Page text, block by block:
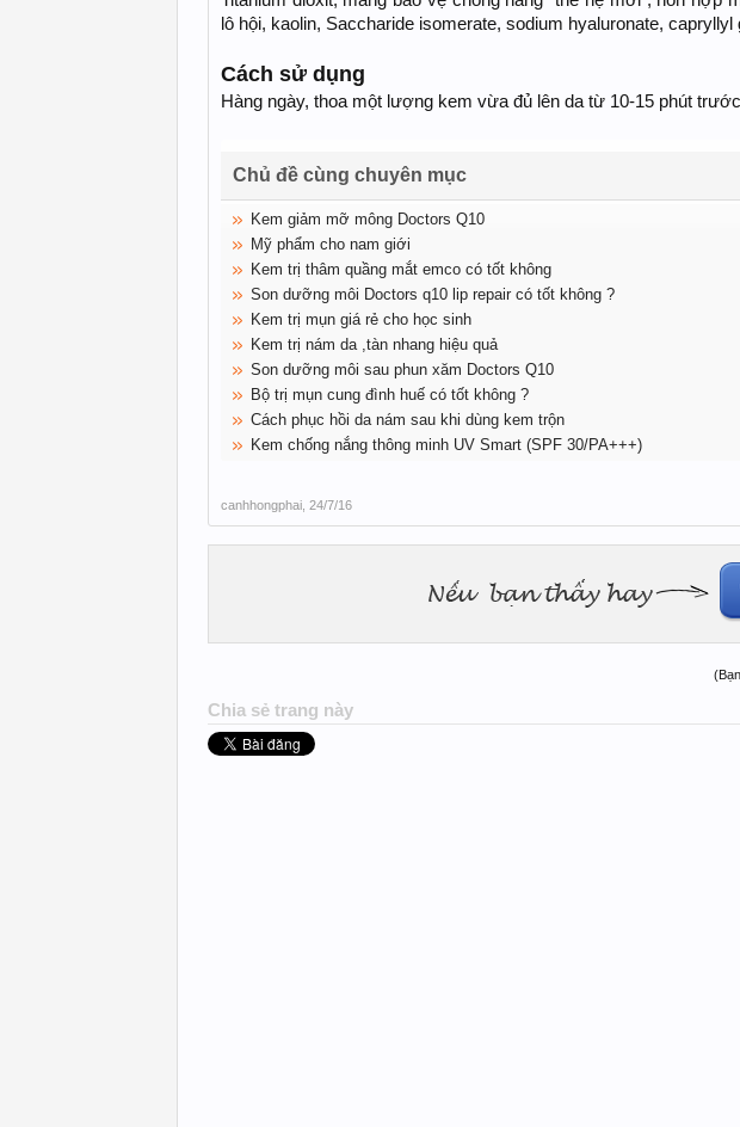
lô hội, kaolin, Saccharide isomerate, sodium hyaluronate, capryllyl
Cách sử dụng
Hàng ngày, thoa một lượng kem vừa đủ lên da từ 10-15 phút
Chủ đề cùng chuyên mục
Kem giảm mỡ mông Doctors Q10
Mỹ phẩm cho nam giới
Kem trị thâm quầng mắt emco có tốt không
Son dưỡng môi Doctors q10 lip repair có tốt không ?
Kem trị mụn giá rẻ cho học sinh
Kem trị nám da ,tàn nhang hiệu quả
Son dưỡng môi sau phun xăm Doctors Q10
Bộ trị mụn cung đình huế có tốt không ?
Cách phục hồi da nám sau khi dùng kem trộn
Kem chống nắng thông minh UV Smart (SPF 30/PA+++)
canhhongphai 24/7/16
Chia sẻ trang này